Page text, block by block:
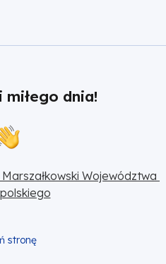
miłego dnia!
Województwa
stronę